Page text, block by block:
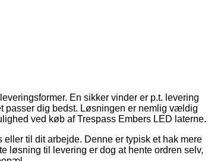
En sikker vinder er p.t. levering
passer dig bedst. Løsningen er nemlig vældig
ved køb af Trespass Embers LED laterne.
til dit arbejde. Denne er typisk et hak mere
løsning til levering er dog at hente ordren selv,